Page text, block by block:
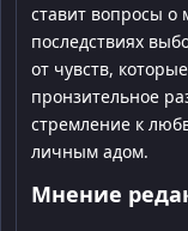
ставит вопросы о
последствиях
от чувств,
пронзительное
стремление к
личным адом.
Мнение